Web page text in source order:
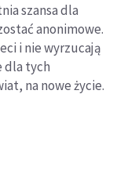
szansa dla
anonimowe.
i nie wyrzucają
dla tych
na nowe życie.